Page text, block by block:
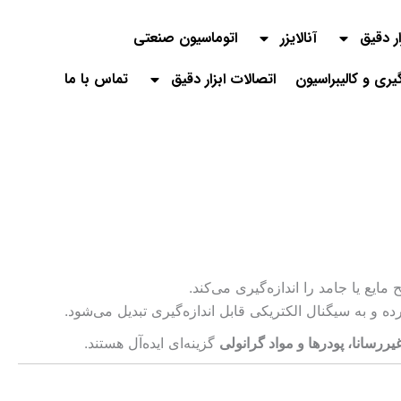
دقیق آنالایزر
اتوماسیون صنعتی
و کالیبراسیون اتصالات ابزار دقیق
تماس با ما
یا جامد را اندازه‌گیری می‌کند.
و به سیگنال الکتریکی قابل اندازه‌گیری تبدیل می‌شود.
پودرها و مواد گرانولی گزینه‌ای ایده‌آل هستند.